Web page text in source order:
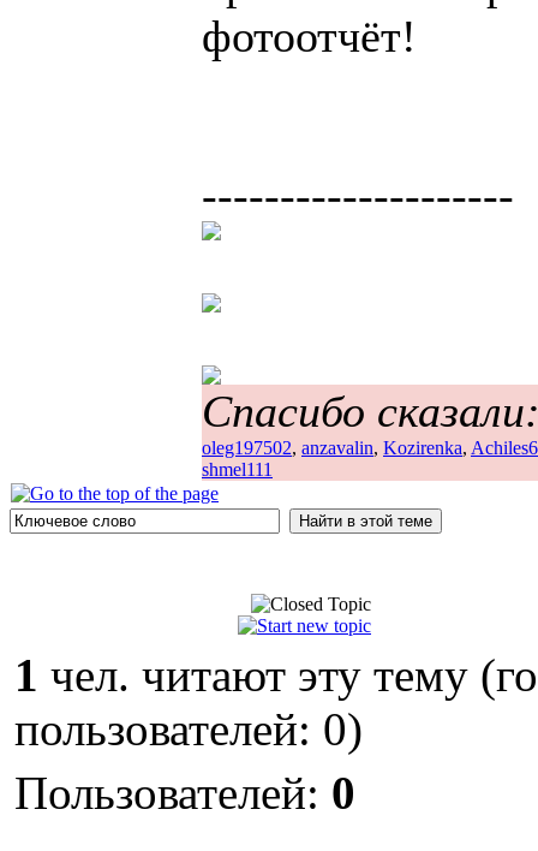
фотоотчёт!
--------------------
Спасибо
oleg197502, anzavalin, Kozirenka,
shmel111
1 чел. читают эту тему
пользователей: 0)
Пользователей: 0